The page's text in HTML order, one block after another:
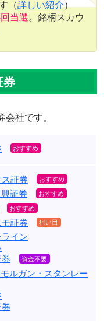
（詳しい紹介）
当選。銘柄スカウ
券
社です。
証券
証券
証券
イン
ルガン・スタンレー